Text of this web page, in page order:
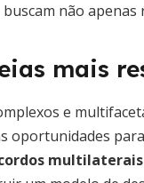
não
mais
e
oportunidades